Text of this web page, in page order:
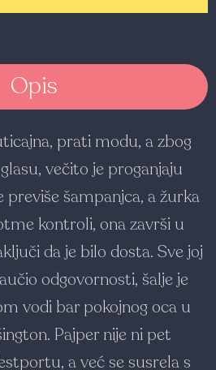
Opis
prati modu, a zbog
večito je proganjaju
previše šampanjca, a žurka
kontroli, ona završi u
da je bilo dosta. Sve joj
odgovornosti, šalje je
vodi bar pokojnog oca u
Pajper nije ni pet
a već se susrela s